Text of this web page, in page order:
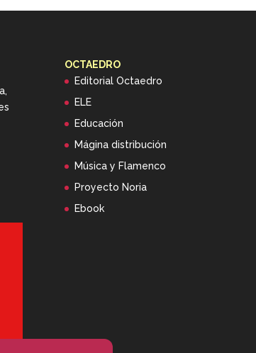
OCTAEDRO
Editorial Octaedro
ELE
Educación
Mágina distribución
Música y Flamenco
Proyecto Noria
Ebook